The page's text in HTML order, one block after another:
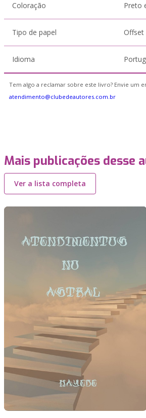
Coloração Preto
Tipo de papel Offset
Idioma
Tem algo a reclamar sobre este livro? Envie um
atendimento@clubedeautores.com.br
Mais publicações desse
Ver a lista completa